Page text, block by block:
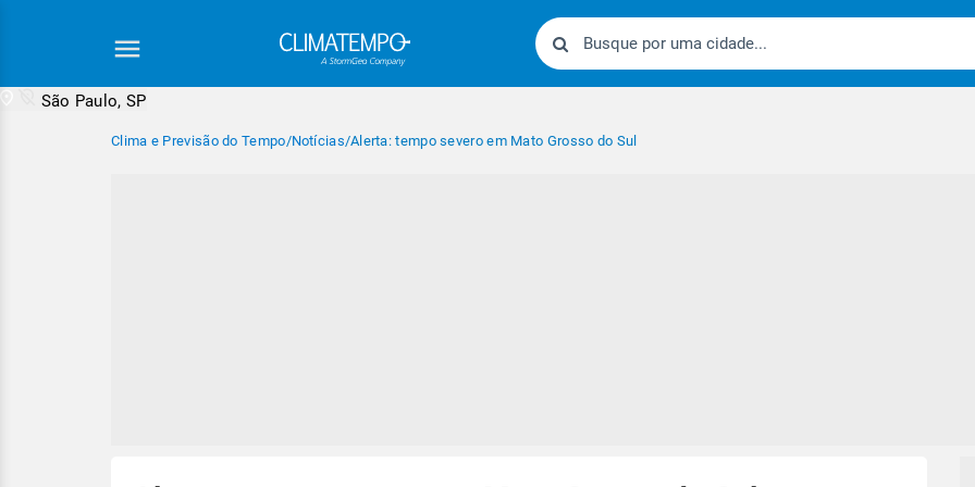
São Paulo, SP
Clima e Previsão do Tempo/Notícias/Alerta: tempo severo em Mato Grosso do Sul